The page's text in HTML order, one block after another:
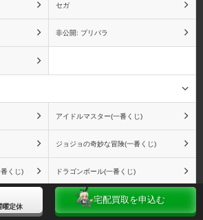
女 仮面ライダー
艦隊これくしょん
セガ
非公開: プリパラ
アイドルマスター(一番くじ)
ジョジョの奇妙な冒険(一番くじ)
くじ) ドラゴンボール(一番くじ)
魔法少女まどか☆マギカ(一番くじ)
曜定休
宅配買取を申込む